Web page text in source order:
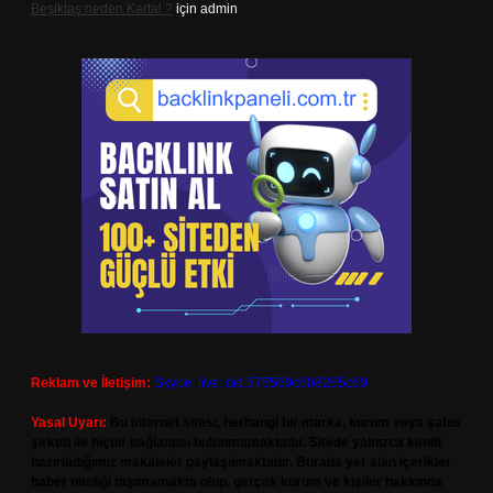
Beşiktaş neden Kartal ? için admin
Reklam ve İletişim: Skype: live:.cid.575569c608265c69
Yasal Uyarı: